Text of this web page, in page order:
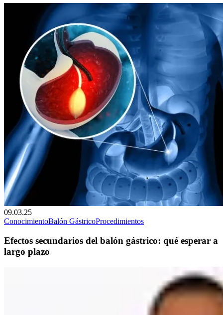
09.03.25
ConocimientoBalón GástricoProcedimientos
Efectos secundarios del balón gástrico: qué esperar a
largo plazo